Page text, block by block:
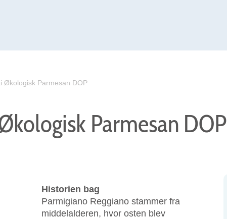
Økologisk Parmesan DOP
Parmesan DOP
Historien bag
Parmigiano Reggiano stammer fra
middelalderen, hvor osten blev